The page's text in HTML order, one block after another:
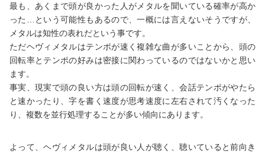
最も、あくまで頭が良かった人がメタルを聞いている確率が高か
った…という可能性もあるので、一概には言えないそうですが、
メタルは知性の表れだという事です。
ただヘヴィメタルはテンポが速く複雑な曲が多いことから、頭の
回転率とテンポの好みは密接に関わっているのではないかと思い
ます。
事実、現実で頭の良い方は頭の回転が速く、会話テンポがやたら
と速かったり、字を書く速度が思考速度に左右されて汚くなった
り、複数を並行処理することが多い傾向にあります。
よって、ヘヴィメタルは頭が良い人が聴く、聴いていると前向き